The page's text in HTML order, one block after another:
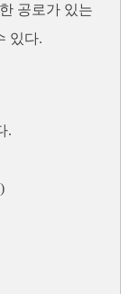
공로가 있는
있다.
.